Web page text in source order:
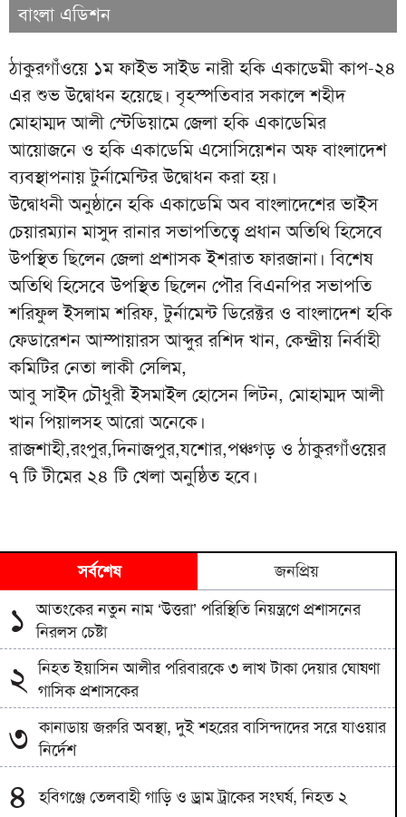
বাংলা এডিশন
ঠাকুরগাঁওয়ে ১ম ফাইভ সাইড নারী হকি একাডেমী কাপ-২৪
এর শুভ উদ্বোধন হয়েছে। বৃহস্পতিবার সকালে শহীদ
মোহাম্মদ আলী স্টেডিয়ামে জেলা হকি একাডেমির
আয়োজনে ও হকি একাডেমি এসোসিয়েশন অফ বাংলাদেশ
ব্যবস্থাপনায় টুর্নামেন্টির উদ্বোধন করা হয়।
উদ্বোধনী অনুষ্ঠানে হকি একাডেমি অব বাংলাদেশের ভাইস
চেয়ারম্যান মাসুদ রানার সভাপতিত্বে প্রধান অতিথি হিসেবে
উপস্থিত ছিলেন জেলা প্রশাসক ইশরাত ফারজানা। বিশেষ
অতিথি হিসেবে উপস্থিত ছিলেন পৌর বিএনপির সভাপতি
শরিফুল ইসলাম শরিফ, টুর্নামেন্ট ডিরেক্টর ও বাংলাদেশ হকি
ফেডারেশন আম্পায়ারস আব্দুর রশিদ খান, কেন্দ্রীয় নির্বাহী
কমিটির নেতা লাকী সেলিম,
আবু সাইদ চৌধুরী ইসমাইল হোসেন লিটন, মোহাম্মদ আলী
খান পিয়ালসহ আরো অনেকে।
রাজশাহী,রংপুর,দিনাজপুর,যশোর,পঞ্চগড় ও ঠাকুরগাঁওয়ের
৭ টি টীমের ২৪ টি খেলা অনুষ্ঠিত হবে।
সর্বশেষ জনপ্রিয়
১ আতংকের নতুন নাম ‘উত্তরা’ পরিস্থিতি নিয়ন্ত্রণে প্রশাসনের
নিরলস চেষ্টা
২
নিহত ইয়াসিন আলীর পরিবারকে ৩ লাখ টাকা দেয়ার ঘোষণা
গাসিক প্রশাসকের
৩ কানাডায় জরুরি অবস্থা, দুই শহরের বাসিন্দাদের সরে যাওয়ার
নির্দেশ
৪ হবিগঞ্জে তেলবাহী গাড়ি ও ড্রাম ট্রাকের সংঘর্ষ, নিহত ২